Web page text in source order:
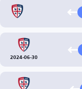
2024-06-30